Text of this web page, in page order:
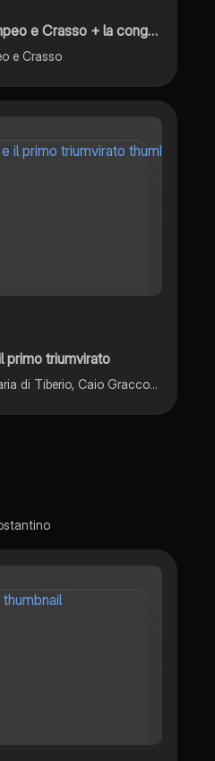
Crasso + la congiura di Catilina
e Crasso
primo triumvirato
i gracchi, la riforma agraria di Tiberio, Caio Gracco, la crisi della repubblica, le riforme di Silla, fine della repubblica, Spartaco, Pompeo e Crasso, scontro tra popolari e ottimati, congiura di Catilina, Cesare, conquista Gallia,